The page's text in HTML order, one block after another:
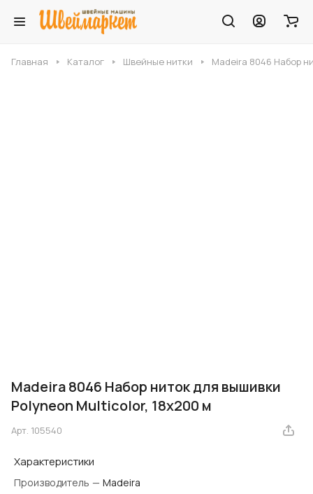
Главная Каталог Швейные нитки Madeira 8046 Набор
Madeira 8046 Набор ниток для вышивки
Polyneon Multicolor, 18х200 м
Арт. 105540
Характеристики
Производитель — Madeira